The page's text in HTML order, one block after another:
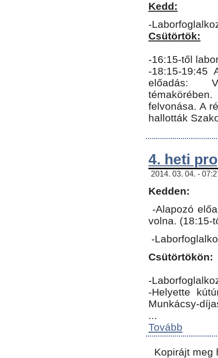
Kedd:
-
Csütörtök:
-16:15-től
-18:15-19:45
előadás:
felvonása. A
hallották
4. heti
2014. 03. 04. -
Kedden:
-Alapozó
volna. (18:15-
-
Csütörtökön:
-
-Helyette
Munkácsy-
...
Tovább
Kopirájt meg